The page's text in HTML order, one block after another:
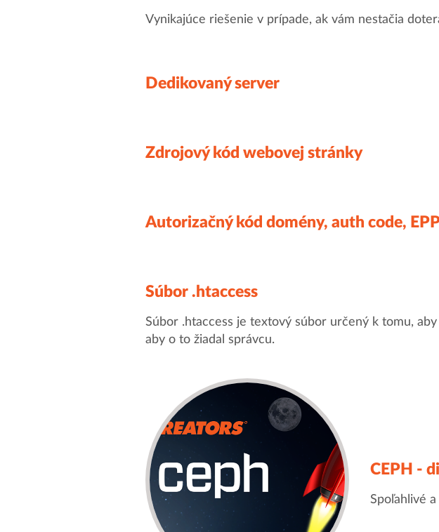
Vynikajúce riešenie v prípade, ak vám nestačia
Dedikovaný server
Zdrojový kód webovej stránky
Autorizačný kód domény, auth code,
Súbor .htaccess
Súbor .htaccess je textový súbor určený k tomu,
aby o to žiadal správcu.
CEPH -
Spoľahlivé